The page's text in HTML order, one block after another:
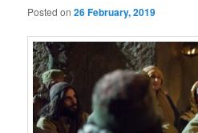
Posted on26 February, 2019